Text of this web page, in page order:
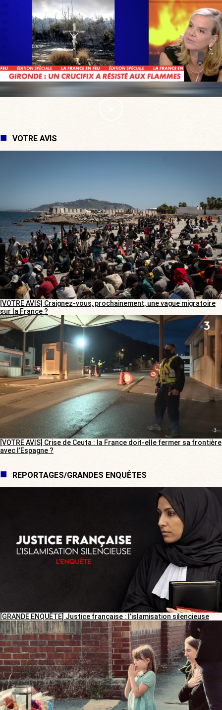
VOTRE AVIS
[VOTRE AVIS] Craignez-vous, prochainement, une vague migratoire
sur la France ?
[VOTRE AVIS] Crise de Ceuta : la France doit-elle fermer sa frontière
avec l’Espagne ?
REPORTAGES/GRANDES ENQUÊTES
[GRANDE ENQUÊTE] Justice française : l’islamisation silencieuse